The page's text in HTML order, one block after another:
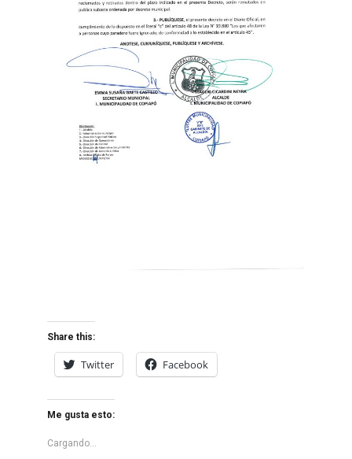
Share this:
Twitter Facebook
Me gusta esto:
Cargando...